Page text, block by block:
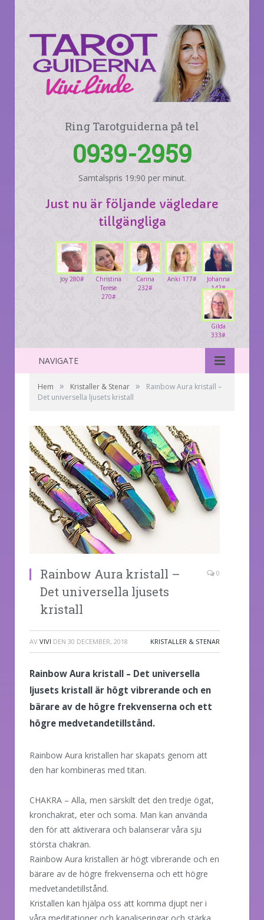
Ring Tarotguiderna på tel
0939-2959
Samtalspris 19:90 per minut.
Just nu är följande vägledare
tillgängliga
Johanna
142#
Anki 177#
Carina
232#
Christina
Terese
270#
Joy 280#
Gilda
333#
NAVIGATE
Hem » Kristaller & Stenar »
Rainbow Aura kristall –
Det universella ljusets kristall
Rainbow Aura kristall –
Det universella ljusets
kristall
0
AV VIVI DEN 30 DECEMBER, 2018 KRISTALLER & STENAR
Rainbow Aura kristall – Det universella
ljusets kristall är högt vibrerande och en
bärare av de högre frekvenserna och ett
högre medvetandetillstånd.
Rainbow Aura kristallen har skapats genom att
den har kombineras med titan.
CHAKRA – Alla, men särskilt det den tredje ögat,
kronchakrat, eter och soma. Man kan använda
den för att aktiverara och balanserar våra sju
största chakran.
Rainbow Aura kristallen är högt vibrerande och en
bärare av de högre frekvenserna och ett högre
medvetandetillstånd.
Kristallen kan hjälpa oss att komma djupt ner i
våra meditationer och kanaliseringar och stärka